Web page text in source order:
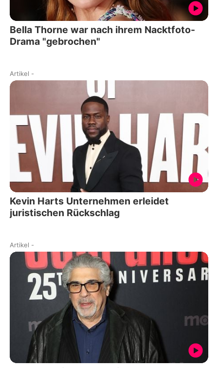
Bella Thorne war nach ihrem Nacktfoto-
Drama "gebrochen"
Artikel -
Kevin Harts Unternehmen erleidet
juristischen Rückschlag
Artikel -